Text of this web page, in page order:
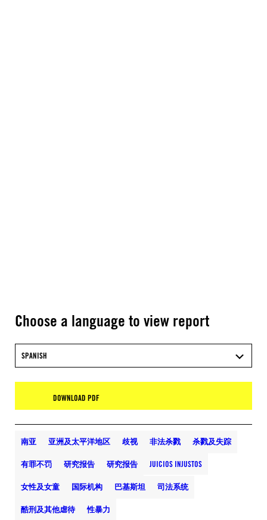
Choose a language to view report
SPANISH
DOWNLOAD PDF
南亚 亚洲及太平洋地区 歧视 非法杀戮 杀戮及失踪
有罪不罚 研究报告 研究报告 JUICIOS INJUSTOS
女性及女童 国际机构 巴基斯坦 司法系统
酷刑及其他虐待 性暴力